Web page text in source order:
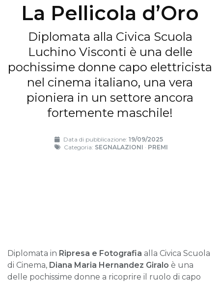
La Pellicola d’Oro
Diplomata alla Civica Scuola
Luchino Visconti è una delle
pochissime donne capo elettricista
nel cinema italiano, una vera
pioniera in un settore ancora
fortemente maschile!
Data di pubblicazione:19/09/2025
Categoria: SEGNALAZIONI · PREMI
Diplomata in Ripresa e Fotografia alla Civica Scuola
di Cinema, Diana Maria Hernandez Giralo è una
delle pochissime donne a ricoprire il ruolo di capo